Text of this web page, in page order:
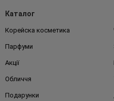
Каталог
Корейска косметика
Парфуми
Акції
Обличчя
Подарунки